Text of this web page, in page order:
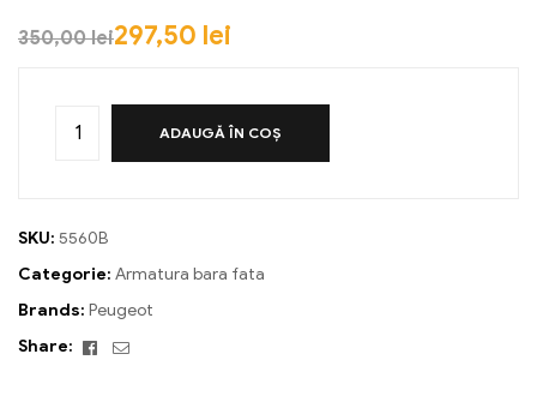
350,00lei297,50 lei
ADAUGĂ ÎN COȘ
SKU: 5560B
Categorie: Armatura bara fata
Brands: Peugeot
Share:
Facebook
Email